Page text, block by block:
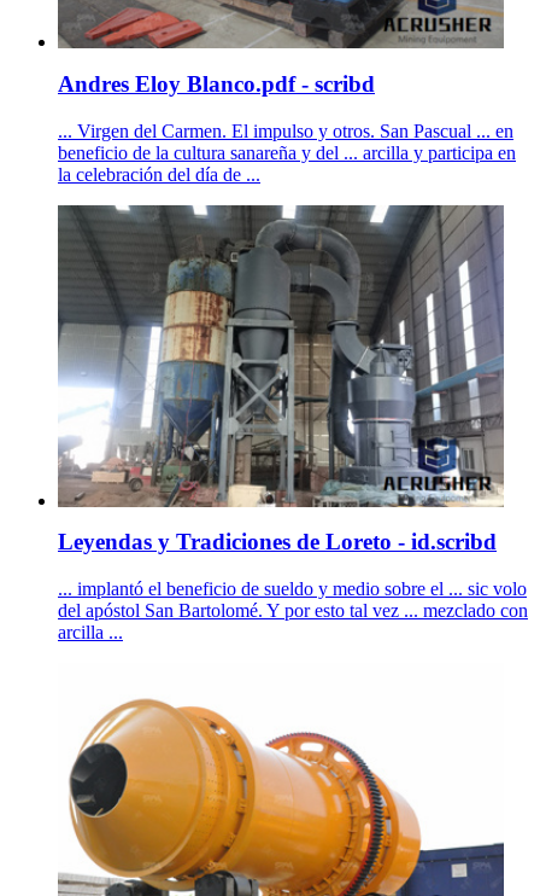
Andres Eloy Blanco.pdf - scribd
... Virgen del Carmen. El impulso y otros. San Pascual ... en
beneficio de la cultura sanareña y del ... arcilla y participa en
la celebración del día de ...
Leyendas y Tradiciones de Loreto - id.scribd
... implantó el beneficio de sueldo y medio sobre el ... sic volo
del apóstol San Bartolomé. Y por esto tal vez ... mezclado con
arcilla ...